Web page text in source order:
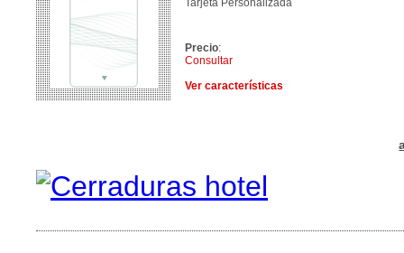
Precio:
Consultar
Ver características